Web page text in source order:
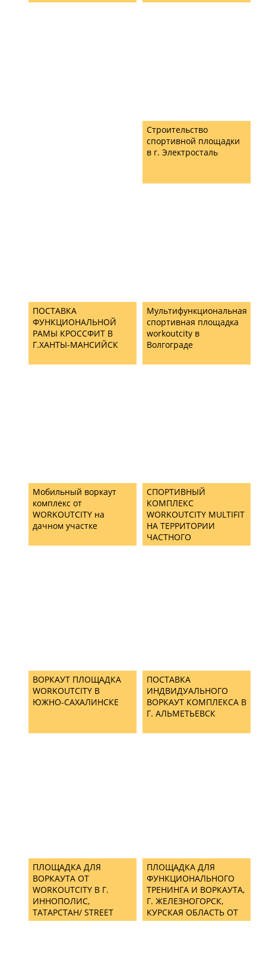
Строительство
спортивной площадки
в г. Электросталь
ПОСТАВКА
ФУНКЦИОНАЛЬНОЙ
РАМЫ КРОССФИТ В
Г.ХАНТЫ-МАНСИЙСК
Мультифункциональная
спортивная площадка
workoutcity в
Волгограде
Мобильный воркаут
комплекс от
WORKOUTCITY на
дачном участке
СПОРТИВНЫЙ
КОМПЛЕКС
WORKOUTCITY MULTIFIT
НА ТЕРРИТОРИИ
ЧАСТНОГО
ЗАГОРОДНОГО ДОМА
ВОРКАУТ ПЛОЩАДКА
WORKOUTCITY В
ЮЖНО-САХАЛИНСКЕ
ПОСТАВКА
ИНДВИДУАЛЬНОГО
ВОРКАУТ КОМПЛЕКСА В
Г. АЛЬМЕТЬЕВСК
ПЛОЩАДКА ДЛЯ
ВОРКАУТА ОТ
WORKOUTCITY В Г.
ИННОПОЛИС,
ТАТАРСТАН/ STREET
WORKOUT EQUIPMENT
ПЛОЩАДКА ДЛЯ
ФУНКЦИОНАЛЬНОГО
ТРЕНИНГА И ВОРКАУТА,
Г. ЖЕЛЕЗНОГОРСК,
КУРСКАЯ ОБЛАСТЬ ОТ
КОМПАНИИ